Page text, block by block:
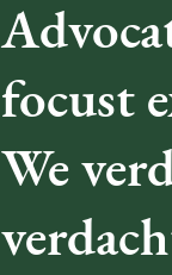
focust
We